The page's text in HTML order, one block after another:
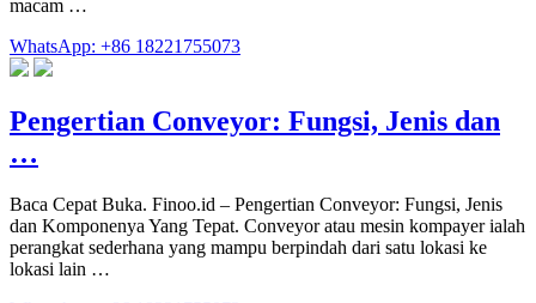
macam …
WhatsApp: +86 18221755073
Pengertian Conveyor: Fungsi, Jenis dan
…
Baca Cepat Buka. Finoo.id – Pengertian Conveyor: Fungsi, Jenis
dan Komponenya Yang Tepat. Conveyor atau mesin kompayer ialah
perangkat sederhana yang mampu berpindah dari satu lokasi ke
lokasi lain …